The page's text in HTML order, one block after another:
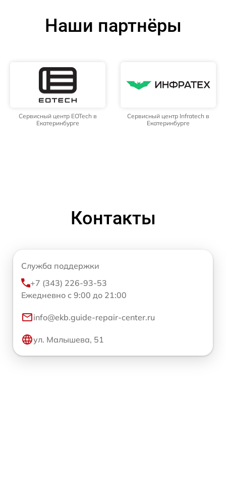
Наши партнёры
Сервисный центр EOTech в
Екатеринбурге
Сервисный центр Infratech в
Екатеринбурге
Контакты
Служба поддержки
+7 (343) 226-93-53
Ежедневно с 9:00 до 21:00
info@ekb.guide-repair-center.ru
ул. Малышева, 51